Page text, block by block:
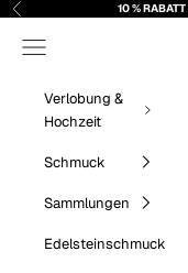
Zum Inhalt springen
Zurück 10 % RABATT
Menü
Verlobung &
Hochzeit
Schmuck
Sammlungen
Edelsteinschmuck